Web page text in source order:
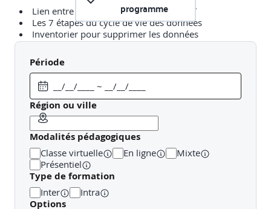
Lien entre data gouvernance et green IT
Les 7 étapes du cycle de vie des données
Inventorier pour supprimer les données
Choisir un outil répondant aux normes green IT
Panorama des outils : Collibra, Talend, Informatica,
Snowflake
Archivage vs suppression de données
Types d’archivage
3. BONNES PRATIQUES POUR UNE GESTION DES
DONNEES ECO-RESPONSABLE
Techniques pour réduire l'empreinte carbone dans le
stockage des données : Cloud vs cloud hybride
Optimisation des requêtes et de l'architecture des
bases de données pour une meilleure efficacité
énergétique
programme
Période
Région ou ville
Modalités pédagogiques
Classe virtuelle En ligne
Mixte
Présentiel
Type de formation
Inter Intra
Options